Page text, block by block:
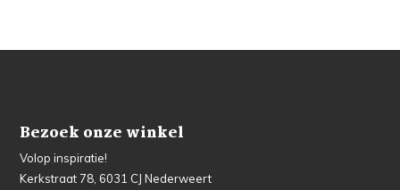
Bezoek onze winkel
Volop inspiratie!
Kerkstraat 78, 6031 CJ Nederweert